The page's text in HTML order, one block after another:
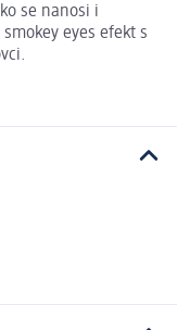
se nanosi i
eyes efekt s